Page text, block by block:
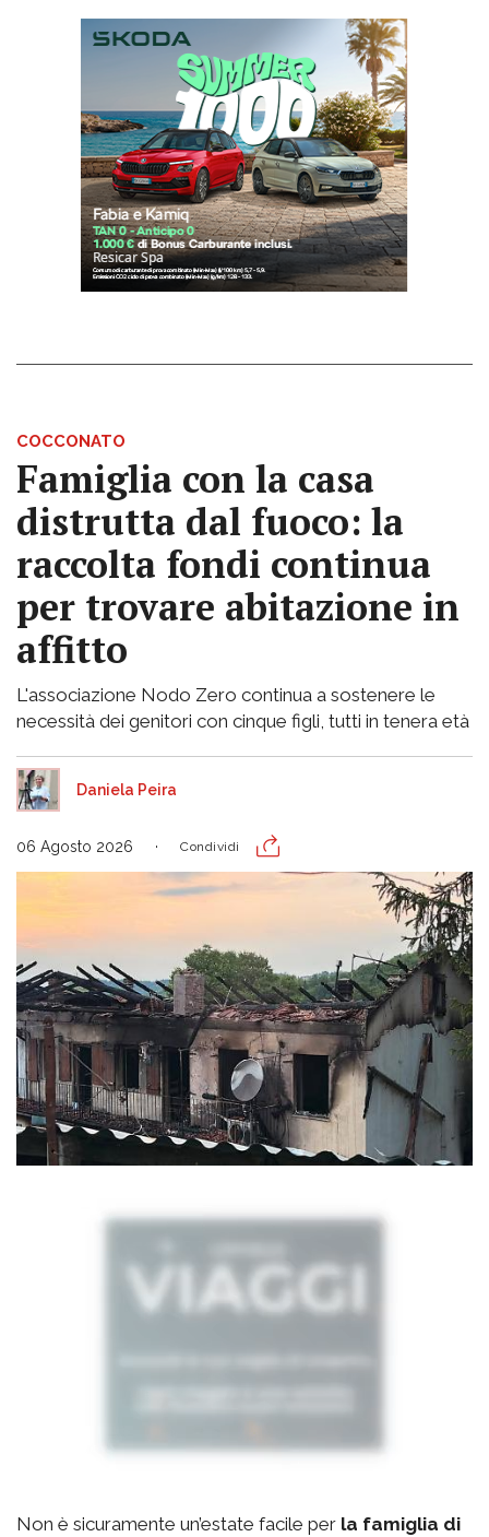
COCCONATO
Famiglia con la casa
distrutta dal fuoco: la
raccolta fondi continua
per trovare abitazione in
affitto
L'associazione Nodo Zero continua a sostenere le
necessità dei genitori con cinque figli, tutti in tenera età
Daniela Peira
06 Agosto 2026 Condividi
Non è sicuramente un’estate facile per la famiglia di